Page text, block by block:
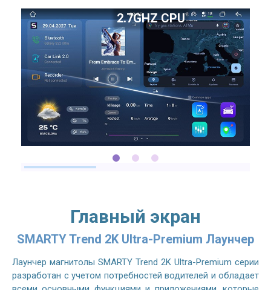
2.7GHZ CPU
Главный экран
SMARTY Trend 2K Ultra-Premium Лаунчер
Лаунчер магнитолы SMARTY Trend 2K Ultra-Premium серии
разработан с учетом потребностей водителей и обладает